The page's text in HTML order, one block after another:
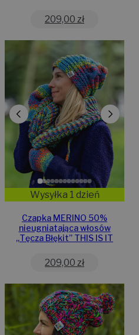
209,00 zł
Wysyłka 1 dzień
Czapka MERINO 50%
nieugniatająca włosów
„Tęcza Błękit” THIS IS IT
209,00 zł